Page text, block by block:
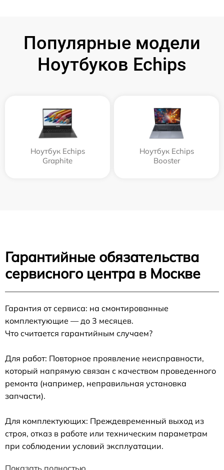
Популярные модели
Ноутбуков Echips
Ноутбук Echips
Graphite
Ноутбук Echips
Booster
Гарантийные обязательства
сервисного центра в Москве
Гарантия от сервиса: на смонтированные
комплектующие — до 3 месяцев.
Что считается гарантийным случаем?
Для работ: Повторное проявление неисправности,
который напрямую связан с качеством проведенного
ремонта (например, неправильная установка
запчасти).
Для комплектующих: Преждевременный выход из
строя, отказ в работе или техническим параметрам
при соблюдении условий эксплуатации.
Показать полностью